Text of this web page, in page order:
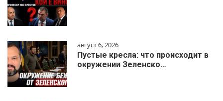
август 6, 2026
Пустые кресла: что происходит в
окружении Зеленско…